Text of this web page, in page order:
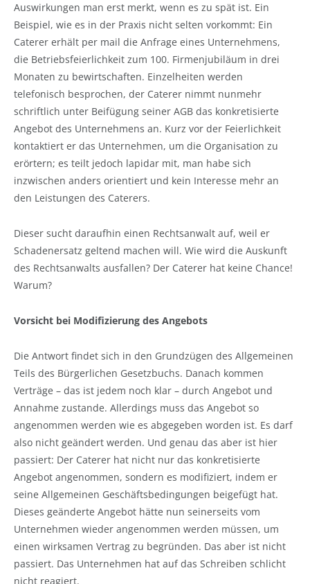
Auswirkungen man erst merkt, wenn es zu spät ist. Ein
Beispiel, wie es in der Praxis nicht selten vorkommt: Ein
Caterer erhält per mail die Anfrage eines Unternehmens,
die Betriebsfeierlichkeit zum 100. Firmenjubiläum in drei
Monaten zu bewirtschaften. Einzelheiten werden
telefonisch besprochen, der Caterer nimmt nunmehr
schriftlich unter Beifügung seiner AGB das konkretisierte
Angebot des Unternehmens an. Kurz vor der Feierlichkeit
kontaktiert er das Unternehmen, um die Organisation zu
erörtern; es teilt jedoch lapidar mit, man habe sich
inzwischen anders orientiert und kein Interesse mehr an
den Leistungen des Caterers.
Dieser sucht daraufhin einen Rechtsanwalt auf, weil er
Schadenersatz geltend machen will. Wie wird die Auskunft
des Rechtsanwalts ausfallen? Der Caterer hat keine Chance!
Warum?
Vorsicht bei Modifizierung des Angebots
Die Antwort findet sich in den Grundzügen des Allgemeinen
Teils des Bürgerlichen Gesetzbuchs. Danach kommen
Verträge – das ist jedem noch klar – durch Angebot und
Annahme zustande. Allerdings muss das Angebot so
angenommen werden wie es abgegeben worden ist. Es darf
also nicht geändert werden. Und genau das aber ist hier
passiert: Der Caterer hat nicht nur das konkretisierte
Angebot angenommen, sondern es modifiziert, indem er
seine Allgemeinen Geschäftsbedingungen beigefügt hat.
Dieses geänderte Angebot hätte nun seinerseits vom
Unternehmen wieder angenommen werden müssen, um
einen wirksamen Vertrag zu begründen. Das aber ist nicht
passiert. Das Unternehmen hat auf das Schreiben schlicht
nicht reagiert.